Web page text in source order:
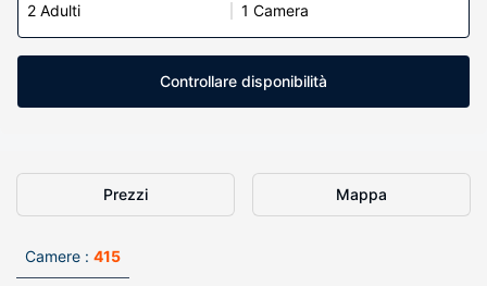
2 Adulti 1 Camera
Controllare disponibilità
Prezzi Mappa
Camere : 415